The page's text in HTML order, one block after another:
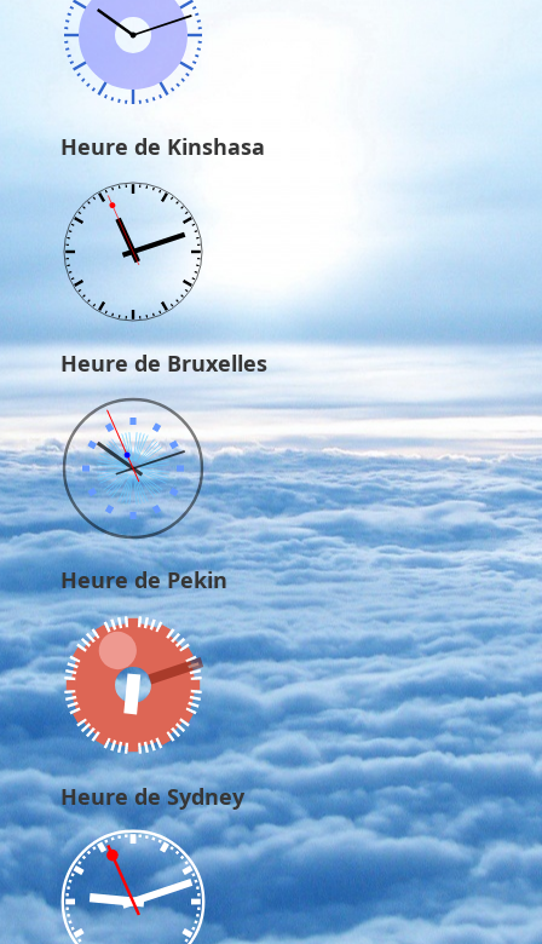
Heure de Kinshasa
Heure de Bruxelles
Heure de Pekin
Heure de Sydney